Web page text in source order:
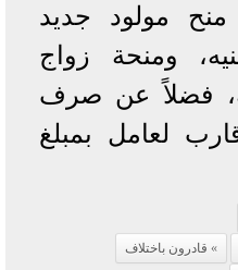
بالمديرية بواقع 5 منح مولود جديد
جنيه، ومنحة زواج
3000 جنيه، فضلاً عن صرف
لعامل بمبلغ
قادرون باختلاف